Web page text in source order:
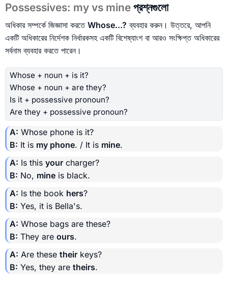
Possessives: my vs mine প্রশ্নগুলো
অধিকার সম্পর্কে জিজ্ঞাসা করতে Whose...? ব্যবহার করুন। উত্তরে, আপনি
একটি অধিকারের নির্দেশক নির্ধারকসহ একটি বিশেষ্যাংশ বা আরও সংক্ষিপ্ত অধিকারের
সর্বনাম ব্যবহার করতে পারেন।
Whose + noun + is it?
Whose + noun + are they?
Is it + possessive pronoun?
Are they + possessive pronoun?
A: Whose phone is it?
B: It is my phone. / It is mine.
A: Is this your charger?
B: No, mine is black.
A: Is the book hers?
B: Yes, it is Bella's.
A: Whose bags are these?
B: They are ours.
A: Are these their keys?
B: Yes, they are theirs.